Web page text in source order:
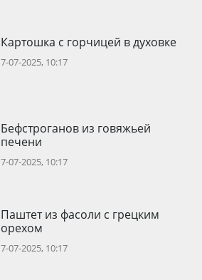
Картошка с горчицей в духовке
7-07-2025, 10:17
Бефстроганов из говяжьей
печени
7-07-2025, 10:17
Паштет из фасоли с грецким
орехом
7-07-2025, 10:17